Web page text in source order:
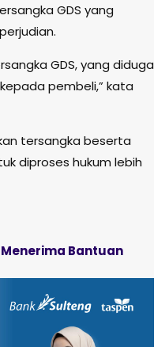
GDS yang
GDS, yang diduga
pembeli,” kata
tersangka beserta
diproses hukum lebih
Menerima Bantuan